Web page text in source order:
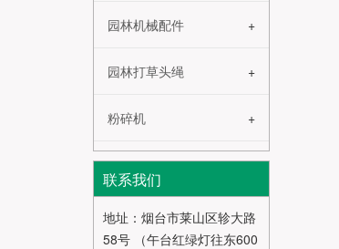
园林机械配件
园林打草头绳
粉碎机
联系我们
地址：烟台市莱山区轸大路
58号 （午台红绿灯往东600